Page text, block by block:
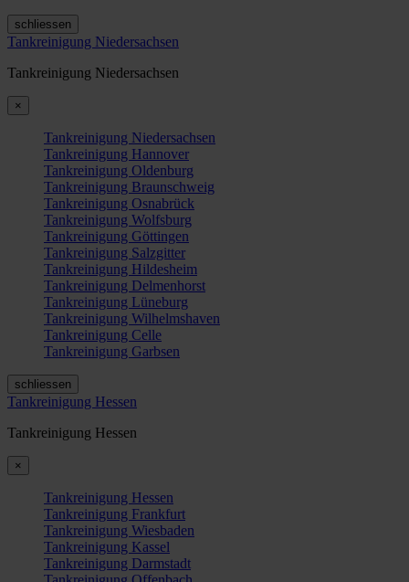
schliessen
Tankreinigung Niedersachsen
Tankreinigung Niedersachsen
×
Tankreinigung Niedersachsen
Tankreinigung Hannover
Tankreinigung Oldenburg
Tankreinigung Braunschweig
Tankreinigung Osnabrück
Tankreinigung Wolfsburg
Tankreinigung Göttingen
Tankreinigung Salzgitter
Tankreinigung Hildesheim
Tankreinigung Delmenhorst
Tankreinigung Lüneburg
Tankreinigung Wilhelmshaven
Tankreinigung Celle
Tankreinigung Garbsen
schliessen
Tankreinigung Hessen
Tankreinigung Hessen
×
Tankreinigung Hessen
Tankreinigung Frankfurt
Tankreinigung Wiesbaden
Tankreinigung Kassel
Tankreinigung Darmstadt